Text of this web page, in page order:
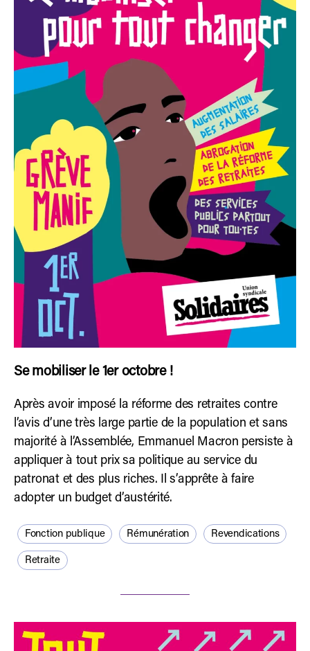
Se mobiliser le 1er octobre !
Après avoir imposé la réforme des retraites contre
l’avis d’une très large partie de la population et sans
majorité à l’Assemblée, Emmanuel Macron persiste à
appliquer à tout prix sa politique au service du
patronat et des plus riches. Il s’apprête à faire
adopter un budget d’austérité.
Fonction publique Rémunération Revendications
Retraite